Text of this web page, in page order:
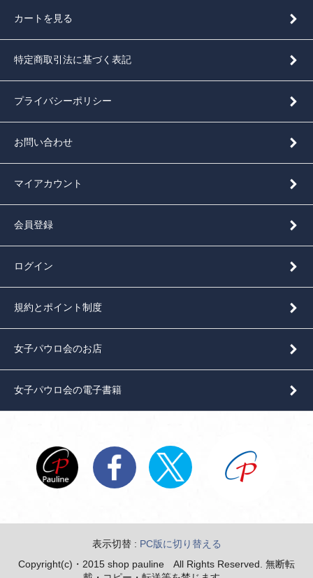
カートを見る
特定商取引法に基づく表記
プライバシーポリシー
お問い合わせ
マイアカウント
会員登録
ログイン
規約とポイント制度
女子パウロ会のお店
女子パウロ会の電子書籍
表示切替 : PC版に切り替える
Copyright(c)・2015 shop pauline All Rights Reserved. 無断転